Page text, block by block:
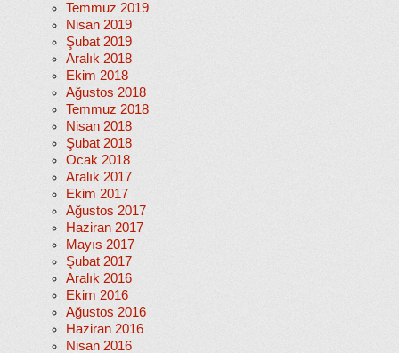
Temmuz 2019
Nisan 2019
Şubat 2019
Aralık 2018
Ekim 2018
Ağustos 2018
Temmuz 2018
Nisan 2018
Şubat 2018
Ocak 2018
Aralık 2017
Ekim 2017
Ağustos 2017
Haziran 2017
Mayıs 2017
Şubat 2017
Aralık 2016
Ekim 2016
Ağustos 2016
Haziran 2016
Nisan 2016